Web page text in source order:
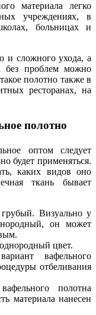
материала легко
учреждениях, в
больницах и
и сложного ухода, а
без проблем можно
полотно также в
ресторанах, на
полотно
оптом следует
будет применяться.
каких видов оно
ткань бывает
Визуально у
он может
цвет.
вафельного
отбеливания
полотна
материала нанесен